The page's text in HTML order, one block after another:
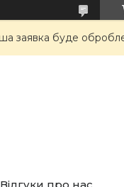
заявка буде